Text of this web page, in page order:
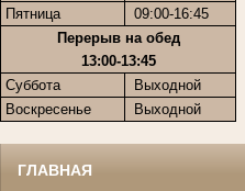
Пятница
09:00-16:45
Перерыв на обед
13:00-13:45
Суббота
Выходной
Воскресенье
Выходной
ГЛАВНАЯ